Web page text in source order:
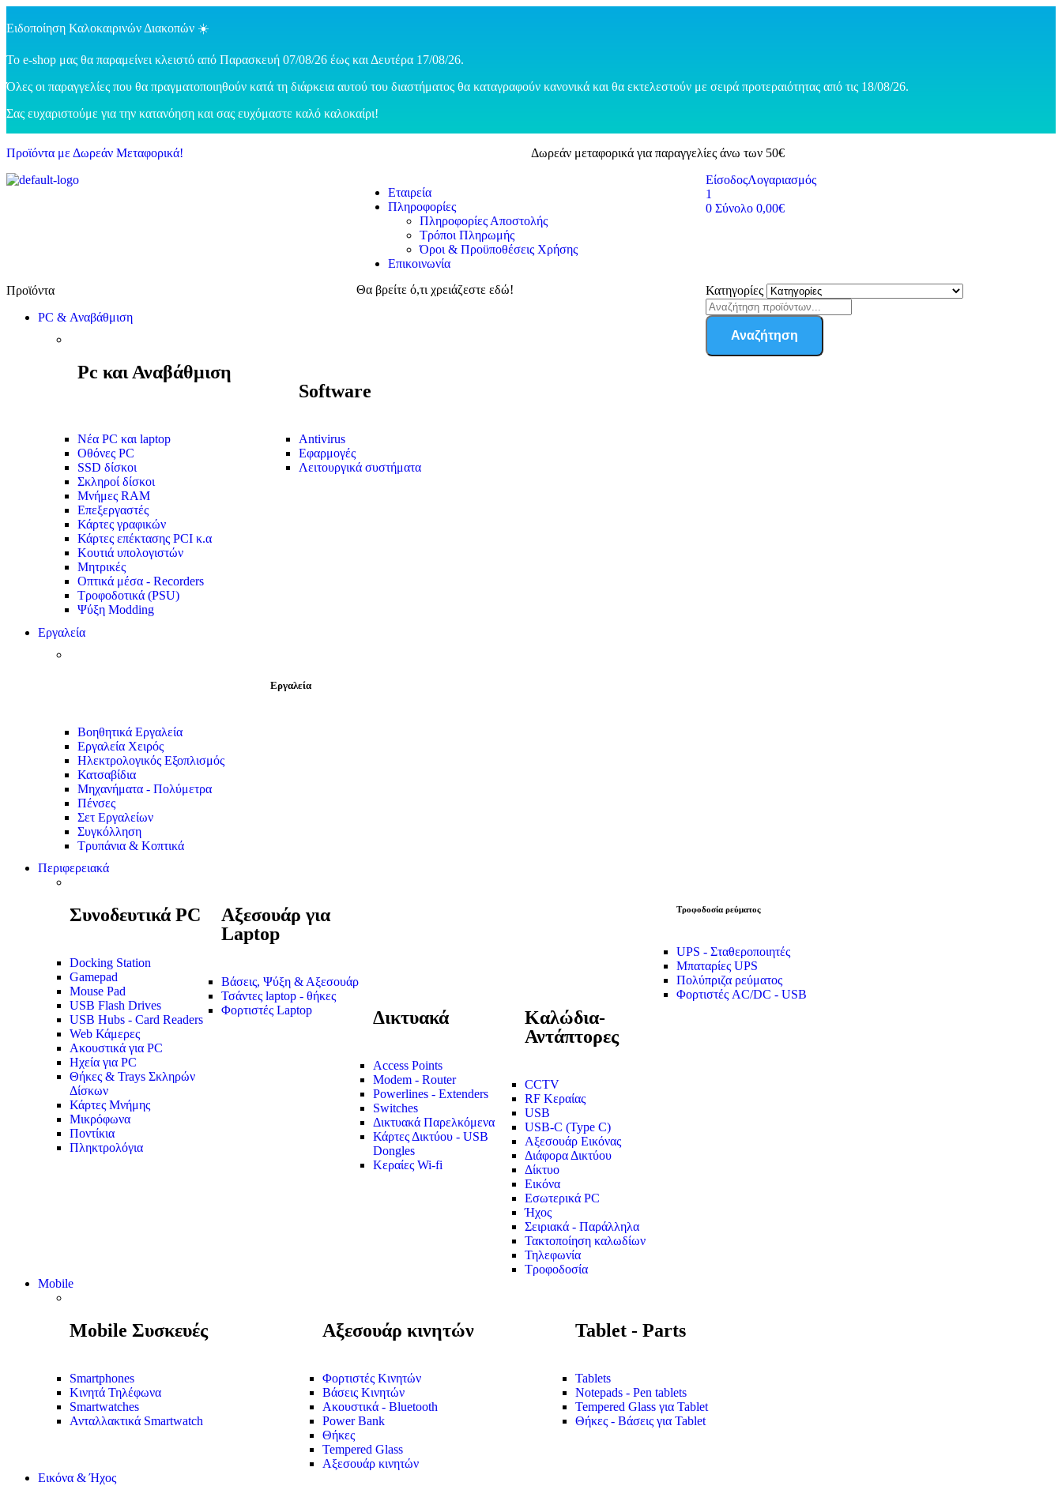
Ειδοποίηση Καλοκαιρινών Διακοπών ☀️
Το e-shop μας θα παραμείνει κλειστό από Παρασκευή 07/08/26 έως και Δευτέρα 17/08/26.
Όλες οι παραγγελίες που θα πραγματοποιηθούν κατά τη διάρκεια αυτού του διαστήματος θα καταγραφούν κανονικά και θα εκτελεστούν με σειρά προτεραιότητας από τις 18/08/26.
Σας ευχαριστούμε για την κατανόηση και σας ευχόμαστε καλό καλοκαίρι!
Προϊόντα με Δωρεάν Μεταφορικά! Δωρεάν μεταφορικά για παραγγελίες άνω των 50€
Εταιρεία
Πληροφορίες
Πληροφορίες Αποστολής
Τρόποι Πληρωμής
Όροι & Προϋποθέσεις Χρήσης
Επικοινωνία
ΕίσοδοςΛογαριασμός
1
0Σύνολο 0,00€
PC & Αναβάθμιση
Pc και Αναβάθμιση
Software
Νέα PC και laptop
Οθόνες PC
SSD δίσκοι
Σκληροί δίσκοι
Μνήμες RAM
Επεξεργαστές
Κάρτες γραφικών
Κάρτες επέκτασης PCI κ.α
Κουτιά υπολογιστών
Μητρικές
Οπτικά μέσα - Recorders
Τροφοδοτικά (PSU)
Ψύξη Modding
Antivirus
Εφαρμογές
Λειτουργικά συστήματα
Εργαλεία
Εργαλεία
Βοηθητικά Εργαλεία
Εργαλεία Χειρός
Ηλεκτρολογικός Εξοπλισμός
Κατσαβίδια
Μηχανήματα - Πολύμετρα
Πένσες
Σετ Εργαλείων
Συγκόλληση
Τρυπάνια & Κοπτικά
Περιφερειακά
Συνοδευτικά PC
Docking Station
Gamepad
Mouse Pad
USB Flash Drives
USB Hubs - Card Readers
Web Κάμερες
Ακουστικά για PC
Ηχεία για PC
Θήκες & Trays Σκληρών
Δίσκων
Κάρτες Μνήμης
Μικρόφωνα
Ποντίκια
Πληκτρολόγια
Αξεσουάρ για
Laptop
Βάσεις, Ψύξη & Αξεσουάρ
Τσάντες laptop - θήκες
Φορτιστές Laptop
Δικτυακά
Access Points
Modem - Router
Powerlines - Extenders
Switches
Δικτυακά Παρελκόμενα
Κάρτες Δικτύου - USB
Dongles
Κεραίες Wi-fi
Καλώδια-
Αντάπτορες
CCTV
RF Κεραίας
USB
USB-C (Type C)
Αξεσουάρ Εικόνας
Διάφορα Δικτύου
Δίκτυο
Εικόνα
Εσωτερικά PC
Ήχος
Σειριακά - Παράλληλα
Τακτοποίηση καλωδίων
Τηλεφωνία
Τροφοδοσία
Τροφοδοσία ρεύματος
UPS - Σταθεροποιητές
Μπαταρίες UPS
Πολύπριζα ρεύματος
Φορτιστές AC/DC - USB
Mobile
Mobile Συσκευές
Smartphones
Κινητά Τηλέφωνα
Smartwatches
Ανταλλακτικά Smartwatch
Αξεσουάρ κινητών
Φορτιστές Κινητών
Βάσεις Κινητών
Ακουστικά - Bluetooth
Power Bank
Θήκες
Tempered Glass
Αξεσουάρ κινητών
Tablet - Parts
Tablets
Notepads - Pen tablets
Tempered Glass για Tablet
Θήκες - Βάσεις για Tablet
Εικόνα & Ήχος
Θα βρείτε ό,τι χρειάζεστε εδώ! Κατηγορίες
Αναζήτηση